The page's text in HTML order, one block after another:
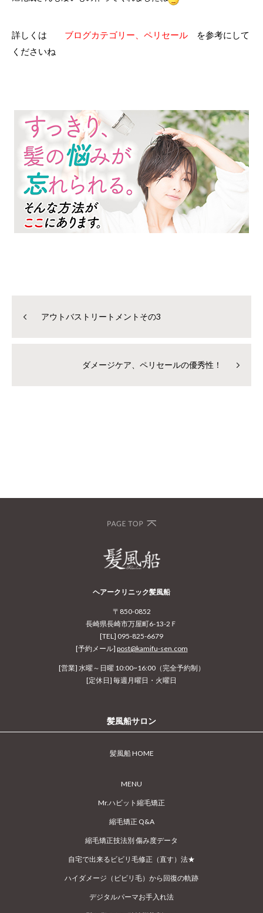
詳しくは ブログカテゴリー、ペリセール
を参考にして
くださいね
アウトバストリートメントその3
ダメージケア、ペリセールの優秀性！
ヘアークリニック髪風船
〒850-0852
長崎県長崎市万屋町6-13-2Ｆ
[TEL] 095-825-6679
[予約メール] post@kamifu-sen.com
[営業] 水曜～日曜 10:00~16:00（完全予約制）
[定休日] 毎週月曜日・火曜日
髪風船サロン
髪風船 HOME
MENU
Mr.ハビット縮毛矯正
縮毛矯正 Q&A
縮毛矯正技法別 傷み度データ
自宅で出来るビビリ毛修正（直す）法★
ハイダメージ（ビビリ毛）から回復の軌跡
デジタルパーマお手入れ法